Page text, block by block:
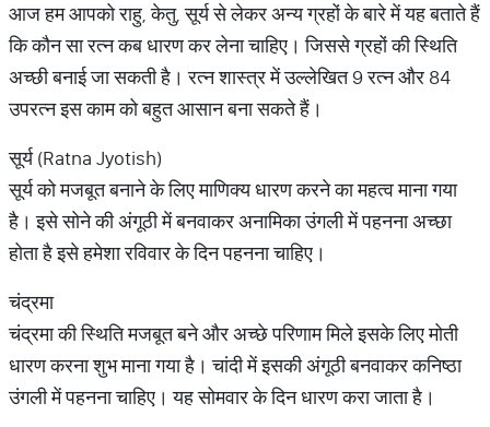
आज हम आपको राहु, केतु, सूर्य से लेकर अन्य ग्रहों के बारे में यह बताते हैं
कि कौन सा रत्न कब धारण कर लेना चाहिए। जिससे ग्रहों की स्थिति
अच्छी बनाई जा सकती है। रत्न शास्त्र में उल्लेखित 9 रत्न और 84
उपरत्न इस काम को बहुत आसान बना सकते हैं।
सूर्य (Ratna Jyotish)
सूर्य को मजबूत बनाने के लिए माणिक्य धारण करने का महत्व माना गया
है। इसे सोने की अंगूठी में बनवाकर अनामिका उंगली में पहनना अच्छा
होता है इसे हमेशा रविवार के दिन पहनना चाहिए।
चंद्रमा
चंद्रमा की स्थिति मजबूत बने और अच्छे परिणाम मिले इसके लिए मोती
धारण करना शुभ माना गया है। चांदी में इसकी अंगूठी बनवाकर कनिष्ठा
उंगली में पहनना चाहिए। यह सोमवार के दिन धारण करा जाता है।